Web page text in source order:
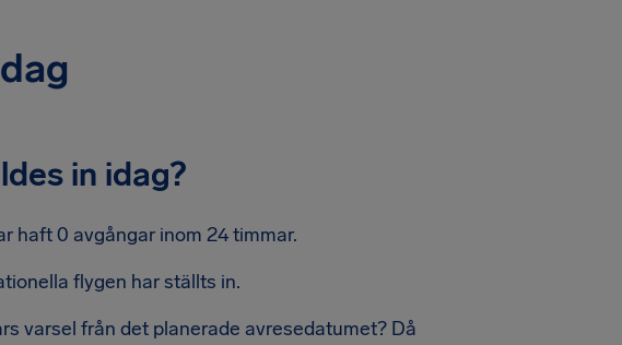
in idag?
haft 0 avgångar inom 24 timmar.
flygen har ställts in.
varsel från det planerade avresedatumet? Då